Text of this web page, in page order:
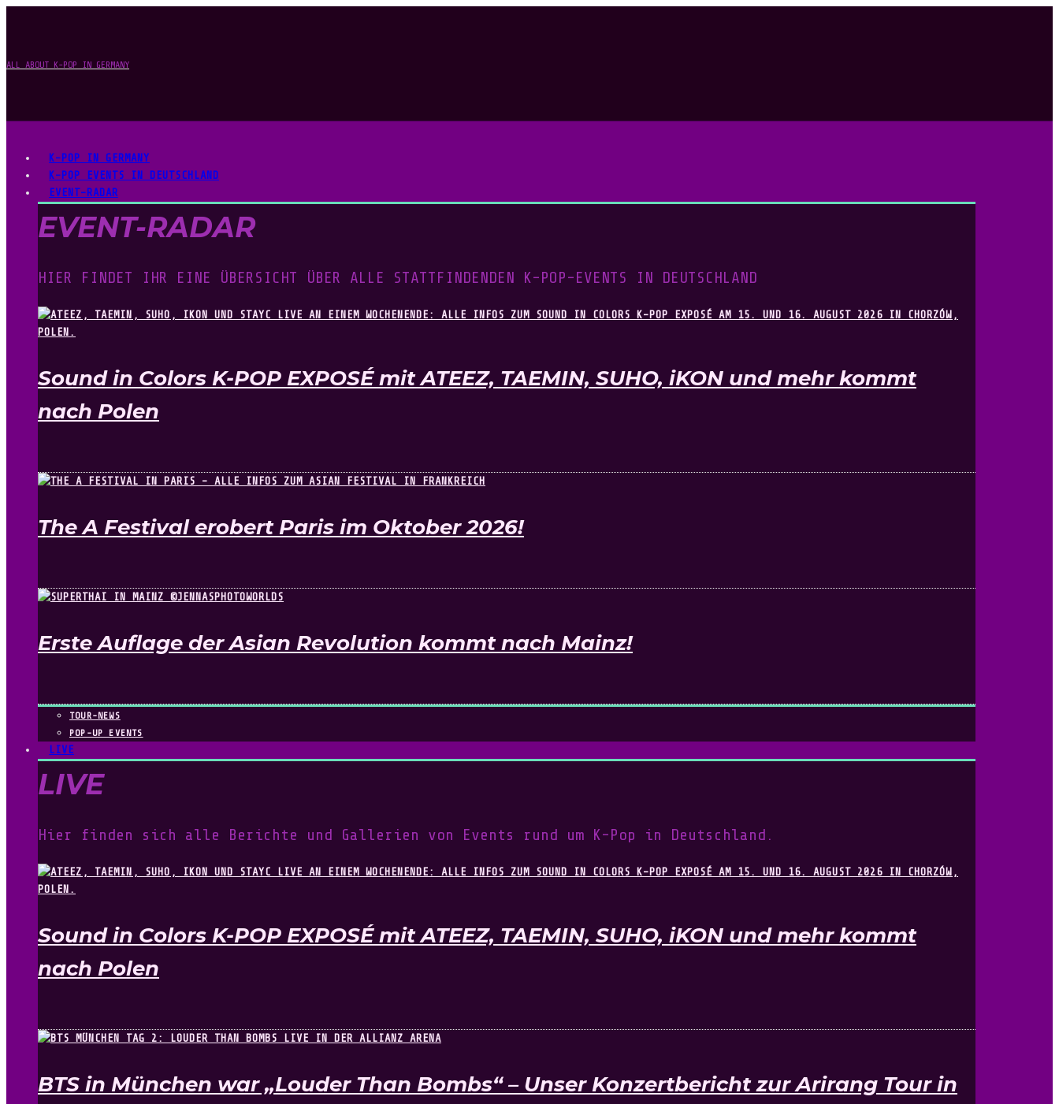
ALL ABOUT K-POP IN GERMANY
K-POP IN GERMANY
K-POP EVENTS IN DEUTSCHLAND
EVENT-RADAR
EVENT-RADAR
HIER FINDET IHR EINE ÜBERSICHT ÜBER ALLE STATTFINDENDEN K-POP-EVENTS IN DEUTSCHLAND
Sound in Colors K-POP EXPOSÉ mit ATEEZ, TAEMIN, SUHO, iKON und mehr kommt
nach Polen
The A Festival erobert Paris im Oktober 2026!
Erste Auflage der Asian Revolution kommt nach Mainz!
TOUR-NEWS
POP-UP EVENTS
LIVE
LIVE
Hier finden sich alle Berichte und Gallerien von Events rund um K-Pop in Deutschland.
Sound in Colors K-POP EXPOSÉ mit ATEEZ, TAEMIN, SUHO, iKON und mehr kommt
nach Polen
BTS in München war „Louder Than Bombs“ – Unser Konzertbericht zur Arirang Tour in